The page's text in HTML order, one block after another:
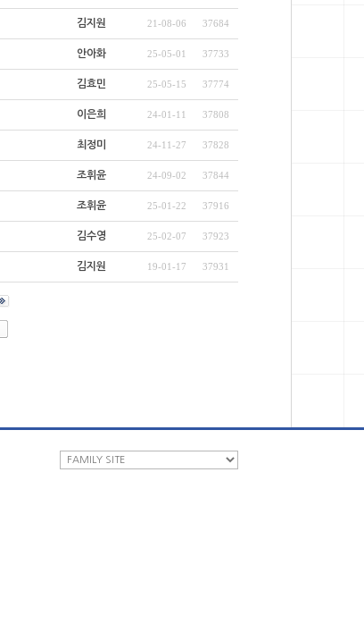
김지원 21-08-06 37684
안아화 25-05-01 37733
김효민 25-05-15 37774
이은희 24-01-11 37808
최정미 24-11-27 37828
조휘윤 24-09-02 37844
조휘윤 25-01-22 37916
김수영 25-02-07 37923
김지원 19-01-17 37931